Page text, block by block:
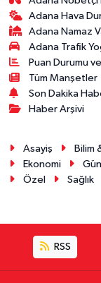
Adana Hava
Adana Namaz
Adana Trafik
Puan Durumu
Tüm Manşetler
Son Dakika
Haber Arşivi
Asayiş Bilim
Ekonomi
Özel
Sağlık
RSS